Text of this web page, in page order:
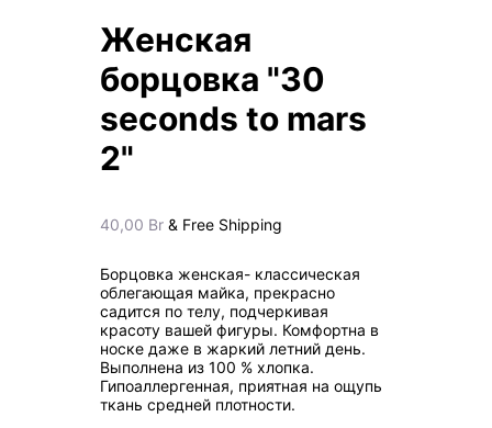
Женская
борцовка "30
seconds to mars
2"
40,00 Br & Free Shipping
Борцовка женская- классическая
облегающая майка, прекрасно
садится по телу, подчеркивая
красоту вашей фигуры. Комфортна в
носке даже в жаркий летний день.
Выполнена из 100 % хлопка.
Гипоаллергенная, приятная на ощупь
ткань средней плотности.